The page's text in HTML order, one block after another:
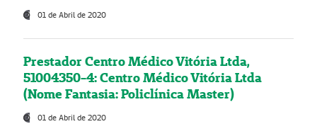
01 de Abril de 2020
Prestador Centro Médico Vitória Ltda,
51004350-4: Centro Médico Vitória Ltda
(Nome Fantasia: Policlínica Master)
01 de Abril de 2020